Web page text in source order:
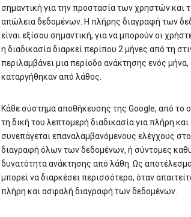
σημαντική για την προστασία των χρηστών
απώλεια δεδομένων. Η πλήρης διαγραφή των
είναι εξίσου σημαντική, για να μπορούν οι
η διαδικασία διαρκεί περίπου 2 μήνες από τη
περιλαμβάνει μια περίοδο ανάκτησης ενός
καταργήθηκαν από λάθος.
Κάθε σύστημα αποθήκευσης της Google, από το
τη δική του λεπτομερή διαδικασία για πλήρη
συνεπάγεται επαναλαμβανόμενους ελέγχους
διαγραφή όλων των δεδομένων, ή σύντομες
δυνατότητα ανάκτησης από λάθη. Ως
μπορεί να διαρκέσει περισσότερο, όταν
πλήρη και ασφαλή διαγραφή των δεδομένων.